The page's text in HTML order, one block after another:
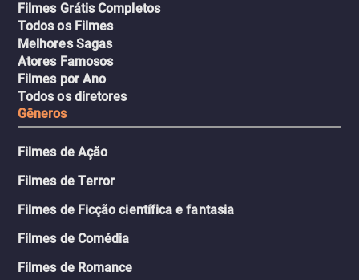
Filmes Grátis Completos
Todos os Filmes
Melhores Sagas
Atores Famosos
Filmes por Ano
Todos os diretores
Gêneros
Filmes de Ação
Filmes de Terror
Filmes de Ficção científica e fantasia
Filmes de Comédia
Filmes de Romance